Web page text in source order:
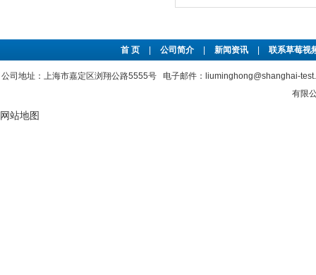
首 页 公司简介 新闻资讯 联系草莓视
公司地址：上海市嘉定区浏翔公路5555号 电子邮件：liuminghong@shanghai-
有限公
网站地图